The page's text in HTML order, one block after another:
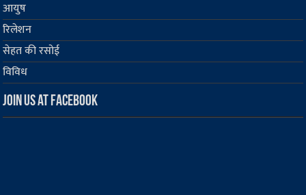
आयुष
रिलेशन
सेहत की रसोई
विविध
Join us at Facebook